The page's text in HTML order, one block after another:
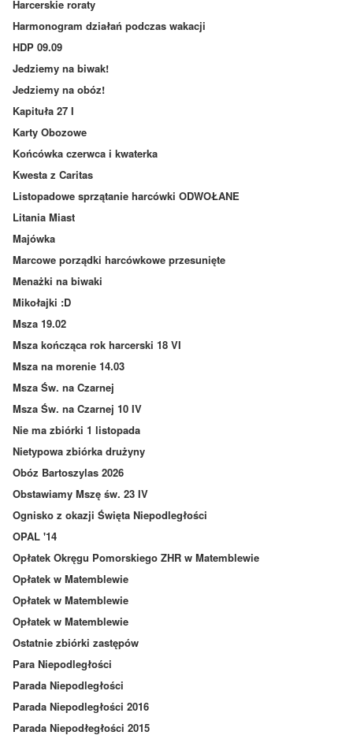
Harcerskie roraty
Harmonogram działań podczas wakacji
HDP 09.09
Jedziemy na biwak!
Jedziemy na obóz!
Kapituła 27 I
Karty Obozowe
Końcówka czerwca i kwaterka
Kwesta z Caritas
Listopadowe sprzątanie harcówki ODWOŁANE
Litania Miast
Majówka
Marcowe porządki harcówkowe przesunięte
Menażki na biwaki
Mikołajki :D
Msza 19.02
Msza kończąca rok harcerski 18 VI
Msza na morenie 14.03
Msza Św. na Czarnej
Msza Św. na Czarnej 10 IV
Nie ma zbiórki 1 listopada
Nietypowa zbiórka drużyny
Obóz Bartoszylas 2026
Obstawiamy Mszę św. 23 IV
Ognisko z okazji Święta Niepodległości
OPAL '14
Opłatek Okręgu Pomorskiego ZHR w Matemblewie
Opłatek w Matemblewie
Opłatek w Matemblewie
Opłatek w Matemblewie
Ostatnie zbiórki zastępów
Para Niepodległości
Parada Niepodległości
Parada Niepodległości 2016
Parada Niepodłegłości 2015